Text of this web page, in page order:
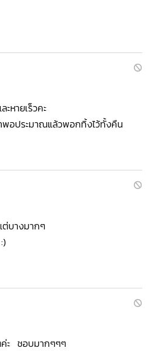
หายเร็วคะ
พอประมาณแล้วพอกทิ้งไว้ทั้งคืน
ต่บางมากๆ
ค่ะ ชอบมากๆๆๆ